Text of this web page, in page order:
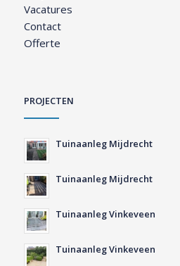
Vacatures
Contact
Offerte
PROJECTEN
Tuinaanleg Mijdrecht
Tuinaanleg Mijdrecht
Tuinaanleg Vinkeveen
Tuinaanleg Vinkeveen